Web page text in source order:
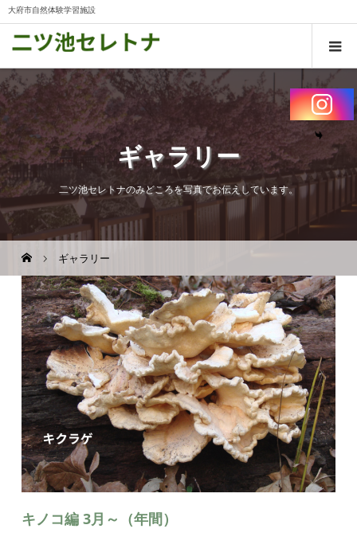
大府市自然体験学習施設
ギャラリー
二ツ池セレトナのみどころを写真でお伝えしています。
ギャラリー
キノコ編 3月～（年間）